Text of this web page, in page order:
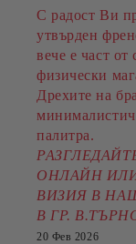
С радост Ви
утвърден
вече е част
физически
Дрехите на
палитра.
ОНЛАЙН
ВИЗИЯ В
В ГР.
20 Фев 2026